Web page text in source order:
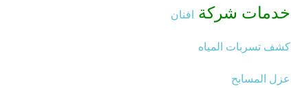
خدمات شركة افنان
كشف تسربات المياه
عزل المسابح